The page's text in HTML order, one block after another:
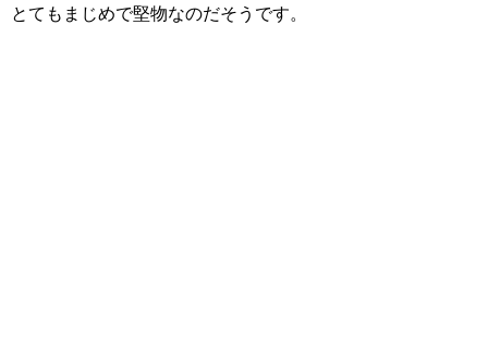
とてもまじめで堅物なのだそうです。